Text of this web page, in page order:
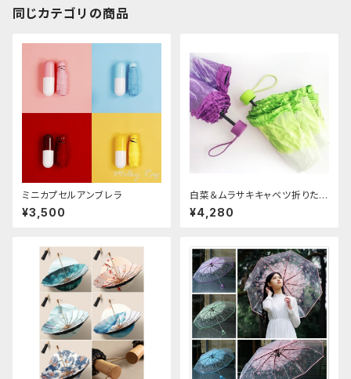
同じカテゴリの商品
ミニカプセルアンブレラ
¥3,500
白菜＆ムラサキキャベツ折りたた
み傘
¥4,280